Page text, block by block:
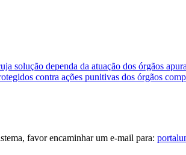
dependa da atuação dos órgãos
contra ações punitivas dos órgãos
favor encaminhar um e-mail para: